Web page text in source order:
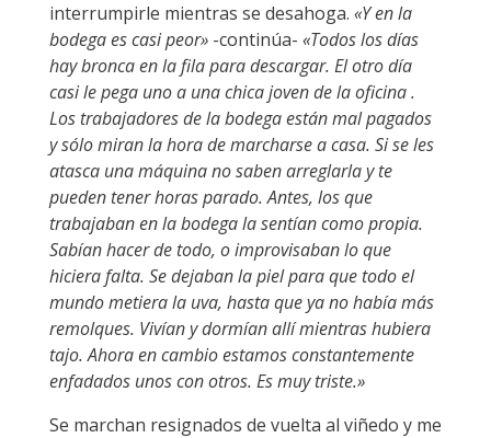
interrumpirle mientras se desahoga. «Y en la
bodega es casi peor»-continúa- «Todos los días
hay bronca en la fila para descargar. El otro día
casi le pega uno a una chica joven de la oficina .
Los trabajadores de la bodega están mal pagados
y sólo miran la hora de marcharse a casa. Si se les
atasca una máquina no saben arreglarla y te
pueden tener horas parado. Antes, los que
trabajaban en la bodega la sentían como propia.
Sabían hacer de todo, o improvisaban lo que
hiciera falta. Se dejaban la piel para que todo el
mundo metiera la uva, hasta que ya no había más
remolques. Vivían y dormían allí mientras hubiera
tajo. Ahora en cambio estamos constantemente
enfadados unos con otros. Es muy triste.»
Se marchan resignados de vuelta al viñedo y me